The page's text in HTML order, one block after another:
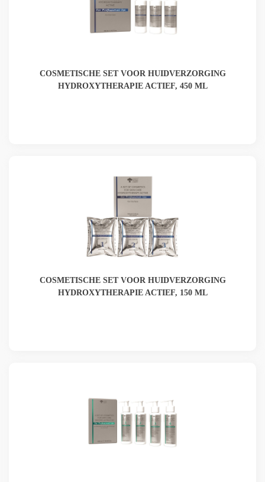
COSMETISCHE SET VOOR HUIDVERZORGING
HYDROXYTHERAPIE ACTIEF, 450 ML
COSMETISCHE SET VOOR HUIDVERZORGING
HYDROXYTHERAPIE ACTIEF, 150 ML